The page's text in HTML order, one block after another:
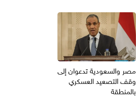
مصر والسعودية تدعوان إلى
وقف التصعيد العسكري
بالمنطقة